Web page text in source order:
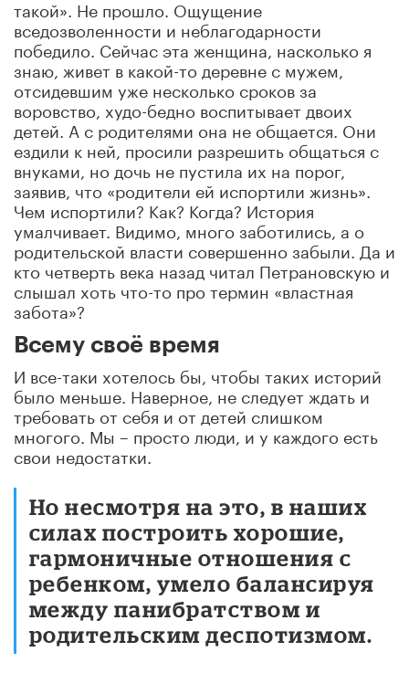
такой». Не прошло. Ощущение
вседозволенности и неблагодарности
победило. Сейчас эта женщина, насколько я
знаю, живет в какой-то деревне с мужем,
отсидевшим уже несколько сроков за
воровство, худо-бедно воспитывает двоих
детей. А с родителями она не общается. Они
ездили к ней, просили разрешить общаться с
внуками, но дочь не пустила их на порог,
заявив, что «родители ей испортили жизнь».
Чем испортили? Как? Когда? История
умалчивает. Видимо, много заботились, а о
родительской власти совершенно забыли. Да и
кто четверть века назад читал Петрановскую и
слышал хоть что-то про термин «властная
забота»?
Всему своё время
И все-таки хотелось бы, чтобы таких историй
было меньше. Наверное, не следует ждать и
требовать от себя и от детей слишком
многого. Мы – просто люди, и у каждого есть
свои недостатки.
Но несмотря на это, в наших
силах построить хорошие,
гармоничные отношения с
ребенком, умело балансируя
между панибратством и
родительским деспотизмом.